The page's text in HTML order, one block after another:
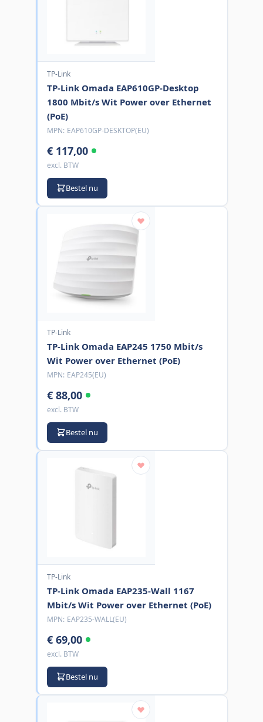
TP-Link
TP-Link Omada EAP610GP-Desktop
1800 Mbit/s Wit Power over Ethernet
(PoE)
MPN: EAP610GP-DESKTOP(EU)
€ 117,00
excl. BTW
Bestel nu
TP-Link
TP-Link Omada EAP245 1750 Mbit/s
Wit Power over Ethernet (PoE)
MPN: EAP245(EU)
€ 88,00
excl. BTW
Bestel nu
TP-Link
TP-Link Omada EAP235-Wall 1167
Mbit/s Wit Power over Ethernet (PoE)
MPN: EAP235-WALL(EU)
€ 69,00
excl. BTW
Bestel nu